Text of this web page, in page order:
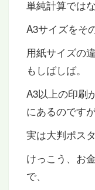
単純計算では
A3サイズをそ
用紙サイズの
もしばしば。
A3以上の印刷
にあるのですが
実は大判ポス
けっこう、お
で、